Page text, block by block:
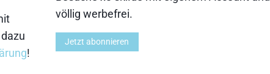
39
!
völlig werbefrei.
Jetzt abonnieren